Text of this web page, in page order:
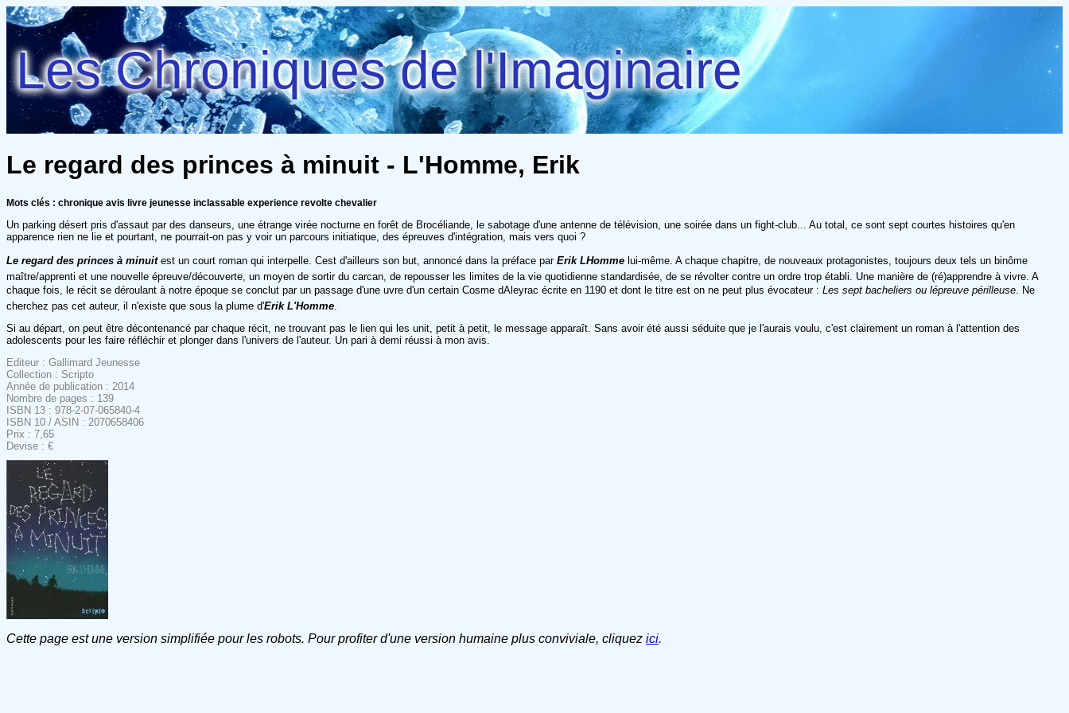
Les Chroniques de l'Imaginaire
Le regard des princes à minuit - L'Homme, Erik
Mots clés : chronique avis livre jeunesse inclassable experience revolte chevalier
Un parking désert pris d'assaut par des danseurs, une étrange virée nocturne en forêt de Brocéliande, le sabotage d'une antenne de télévision, une soirée dans un fight-club... Au total, ce sont sept courtes histoires qu'en
apparence rien ne lie et pourtant, ne pourrait-on pas y voir un parcours initiatique, des épreuves d'intégration, mais vers quoi ?
Le regard des princes à minuitest un court roman qui interpelle. Cest d'ailleurs son but, annoncé dans la préface par Erik LHomme lui-même. A chaque chapitre, de nouveaux protagonistes, toujours deux tels un binôme
maître/apprenti et une nouvelle épreuve/découverte, un moyen de sortir du carcan, de repousser les limites de la vie quotidienne standardisée, de se révolter contre un ordre trop établi. Une manière de (ré)apprendre à vivre. A
chaque fois, le récit se déroulant à notre époque se conclut par un passage d'une uvre d'un certain Cosme dAleyrac écrite en 1190 et dont le titre est on ne peut plus évocateur : Les sept bacheliers ou lépreuve périlleuse . Ne
cherchez pas cet auteur, il n'existe que sous la plume d'Erik L'Homme
Si au départ, on peut être décontenancé par chaque récit, ne trouvant pas le lien qui les unit, petit à petit, le message apparaît. Sans avoir été aussi séduite que je l'aurais voulu, c'est clairement un roman à l'attention des
adolescents pour les faire réfléchir et plonger dans l'univers de l'auteur. Un pari à demi réussi à mon avis.
Editeur : Gallimard Jeunesse
Collection : Scripto
Année de publication : 2014
Nombre de pages : 139
ISBN 13 : 978-2-07-065840-4
ISBN 10 / ASIN : 2070658406
Prix : 7,65
Devise : €
Cette page est une version simplifiée pour les robots. Pour profiter d'une version humaine plus conviviale, cliquez ici.